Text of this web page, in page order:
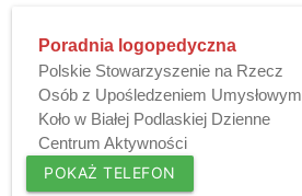
Poradnia logopedyczna
Polskie Stowarzyszenie na Rzecz
Osób z Upośledzeniem Umysłowym
Koło w Białej Podlaskiej Dzienne
Centrum Aktywności
POKAŻ TELEFON